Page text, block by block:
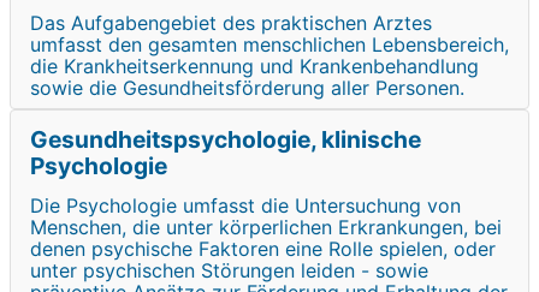
Das Aufgabengebiet des praktischen Arztes
umfasst den gesamten menschlichen Lebensbereich,
die Krankheitserkennung und Krankenbehandlung
sowie die Gesundheitsförderung aller Personen.
Gesundheitspsychologie, klinische
Psychologie
Die Psychologie umfasst die Untersuchung von
Menschen, die unter körperlichen Erkrankungen, bei
denen psychische Faktoren eine Rolle spielen, oder
unter psychischen Störungen leiden - sowie